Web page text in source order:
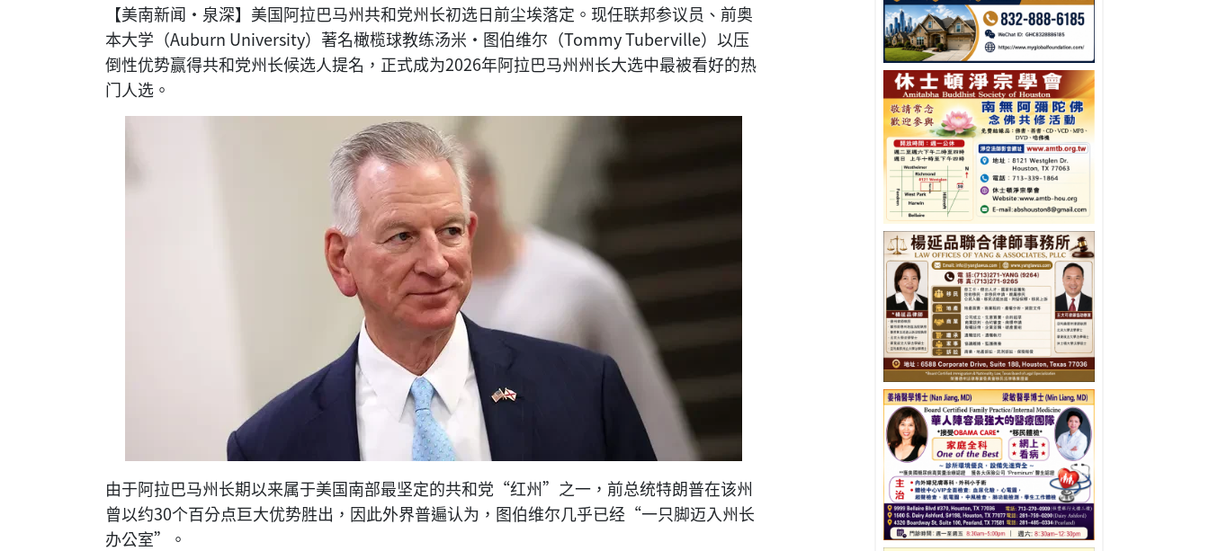
【美南新闻·泉深】美国阿拉巴马州共和党州长初选日前尘埃落定。现任联邦参议员、前奥
本大学（Auburn University）著名橄榄球教练汤米·图伯维尔（Tommy Tuberville）以压
倒性优势赢得共和党州长候选人提名，正式成为2026年阿拉巴马州州长大选中最被看好的热
门人选。
由于阿拉巴马州长期以来属于美国南部最坚定的共和党“红州”之一，前总统特朗普在该州
曾以约30个百分点巨大优势胜出，因此外界普遍认为，图伯维尔几乎已经“一只脚迈入州长
办公室”。